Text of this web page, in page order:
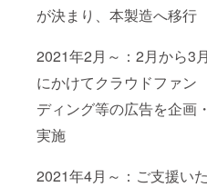
が決まり、本製造へ移行
2021年2月～：2月から3月
にかけてクラウドファン
ディング等の広告を企画・
実施
2021年4月～：ご支援いた